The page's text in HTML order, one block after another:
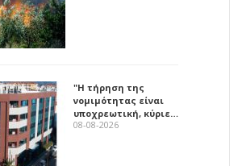
"Η τήρηση της
νομιμότητας είναι
υποχρεωτική, κύριε…
08-08-2026